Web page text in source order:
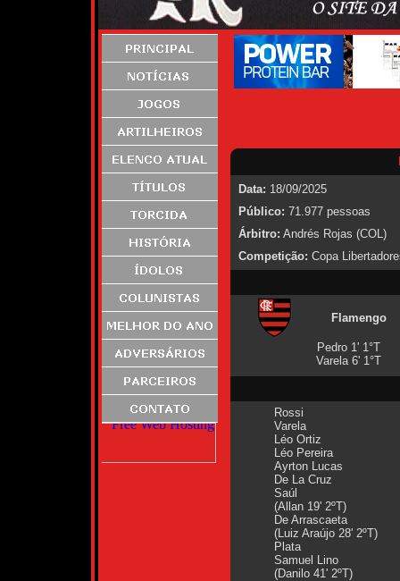
Data: 18/09/2025
Público: 71.977 pessoas
Árbitro: Andrés Rojas (COL)
Competição: Copa
Flamengo
Pedro 1' 1°T
Varela 6' 1°T
Rossi
Varela
Léo Ortiz
Léo Pereira
Ayrton Lucas
De La Cruz
Saúl
(Allan 19' 2ºT)
De Arrascaeta
(Luiz Araújo 28' 2ºT)
Plata
Samuel Lino
(Danilo 41' 2ºT)